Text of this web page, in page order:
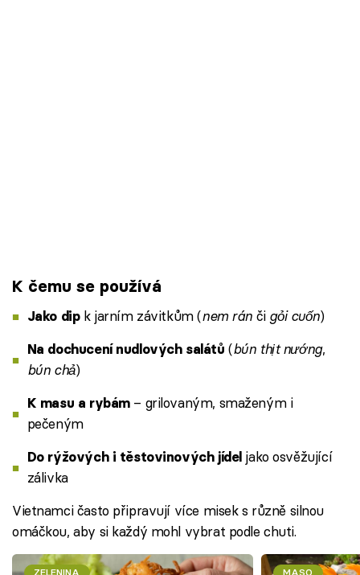
K čemu se používá
Jako dipk jarním závitkům (nem ránči gỏi cuốn)
Na dochucení nudlových salátů (bún thịt nướng,
bún chả)
K masu a rybám– grilovaným, smaženým i
pečeným
Do rýžových i těstovinových jídeljako osvěžující
zálivka
Vietnamci často připravují více misek s různě silnou
omáčkou, aby si každý mohl vybrat podle chuti.
ZELENINA MASO